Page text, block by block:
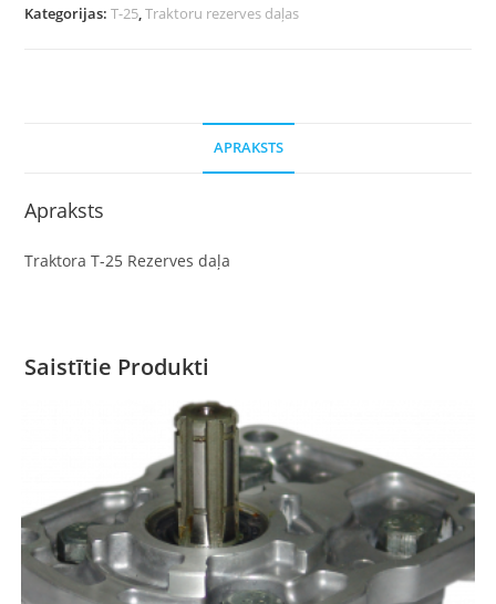
Kategorijas:T-25,Traktoru rezerves daļas
APRAKSTS
Apraksts
Traktora T-25 Rezerves daļa
Saistītie Produkti